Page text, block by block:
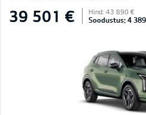
39 501 € Hind: 43 890 €
Soodustus: 4